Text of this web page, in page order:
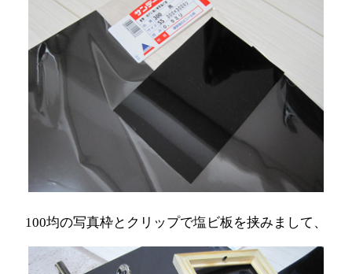
100均の写真枠とクリップで塩ビ板を挟みまして、